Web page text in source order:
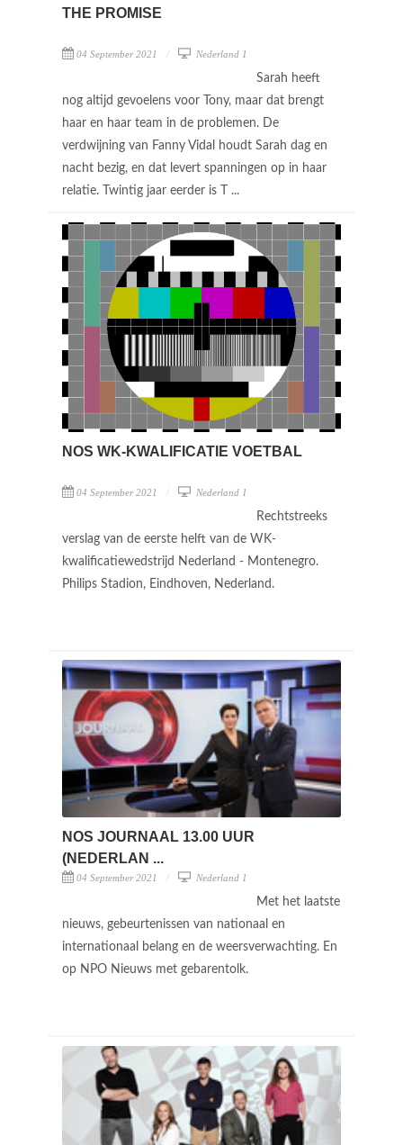
THE PROMISE
04 September 2021 Nederland 1
Sarah heeft
nog altijd gevoelens voor Tony, maar dat brengt
haar en haar team in de problemen. De
verdwijning van Fanny Vidal houdt Sarah dag en
nacht bezig, en dat levert spanningen op in haar
relatie. Twintig jaar eerder is T ...
NOS WK-KWALIFICATIE VOETBAL
04 September 2021 Nederland 1
Rechtstreeks
verslag van de eerste helft van de WK-
kwalificatiewedstrijd Nederland - Montenegro.
Philips Stadion, Eindhoven, Nederland.
NOS JOURNAAL 13.00 UUR
(NEDERLAN ...
04 September 2021 Nederland 1
Met het laatste
nieuws, gebeurtenissen van nationaal en
internationaal belang en de weersverwachting. En
op NPO Nieuws met gebarentolk.